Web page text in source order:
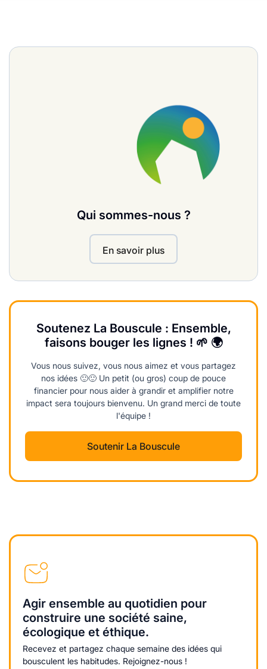
Qui sommes-nous ?
En savoir plus
Soutenez La Bouscule : Ensemble,
faisons bouger les lignes ! 🌱 🌍
Vous nous suivez, vous nous aimez et vous partagez
nos idées 🙂🙂 Un petit (ou gros) coup de pouce
financier pour nous aider à grandir et amplifier notre
impact sera toujours bienvenu. Un grand merci de toute
l'équipe !
Soutenir La Bouscule
Agir ensemble au quotidien pour
construire une société saine,
écologique et éthique.
Recevez et partagez chaque semaine des idées qui
bousculent les habitudes. Rejoignez-nous !